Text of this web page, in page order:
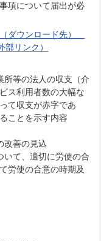
項について届出が必
ダウンロード先）
部リンク）
所等の法人の収支（介
ス利用者数の大幅な
て収支が赤字であ
ことを示す内容
改善の見込
いて、適切に労使の合
労使の合意の時期及